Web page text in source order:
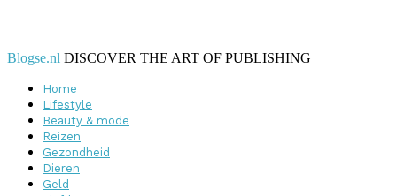
Blogse.nl DISCOVER THE ART OF PUBLISHING
Home
Lifestyle
Beauty & mode
Reizen
Gezondheid
Dieren
Geld